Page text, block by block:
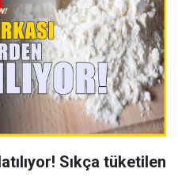
Sıkça tüketilen